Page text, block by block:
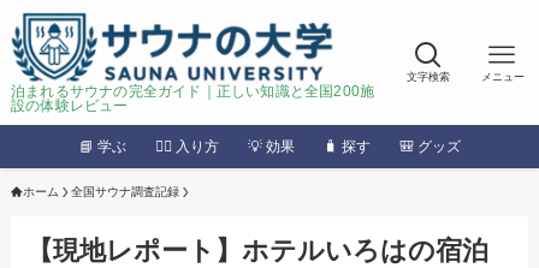
泊まれるサウナの完全ガイド｜正しい知識と全国200施
設の体験レビュー
文字検索 メニュー
📘 学ぶ 🧖‍♂️ 入り方 💡 効果 🧳 探す 🎒 グッズ
ホーム 全国サウナ調査記録
【現地レポート】ホテルいろはの宿泊